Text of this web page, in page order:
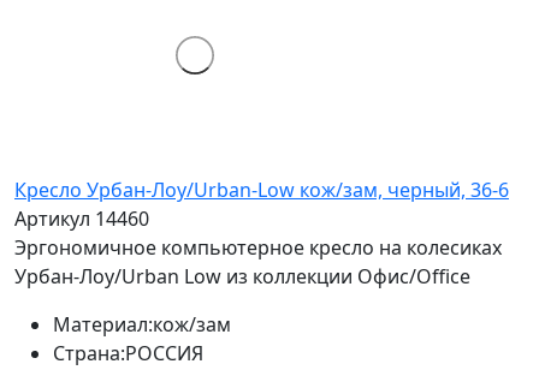
Кресло Урбан-Лоу/Urban-Low кож/зам, черный, 36-6
Артикул 14460
Эргономичное компьютерное кресло на колесиках
Урбан-Лоу/Urban Low из коллекции Офис/Office
Материал:кож/зам
Страна:РОССИЯ